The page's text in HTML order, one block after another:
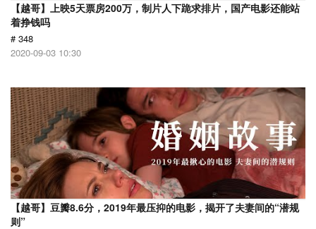
【越哥】上映5天票房200万，制片人下跪求排片，国产电影还能站
着挣钱吗
# 348
2020-09-03 10:30
【越哥】豆瓣8.6分，2019年最压抑的电影，揭开了夫妻间的“潜规
则”